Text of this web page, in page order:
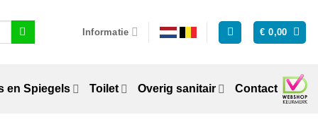
Informatie € 0,00
en Spiegels Toilet Overig sanitair Contact